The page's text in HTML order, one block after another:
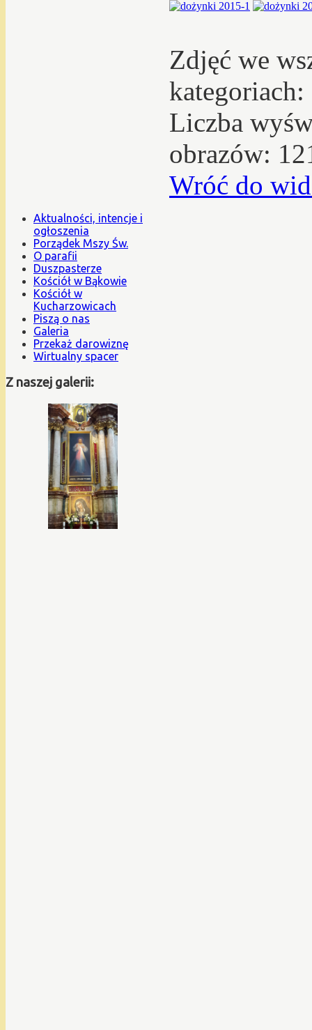
Zdjęć we
kategoriach:
Liczba
obrazów:
Wróć do
Aktualności, intencje i
ogłoszenia
Porządek Mszy Św.
O parafii
Duszpasterze
Kościół w Bąkowie
Kościół w
Kucharzowicach
Piszą o nas
Galeria
Przekaż darowiznę
Wirtualny spacer
Z naszej galerii: